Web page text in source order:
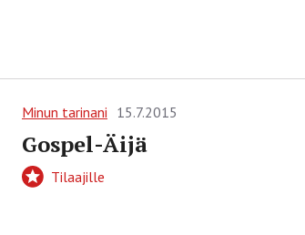
Minun tarinani 15.7.2015
Gospel-Äijä
Tilaajille